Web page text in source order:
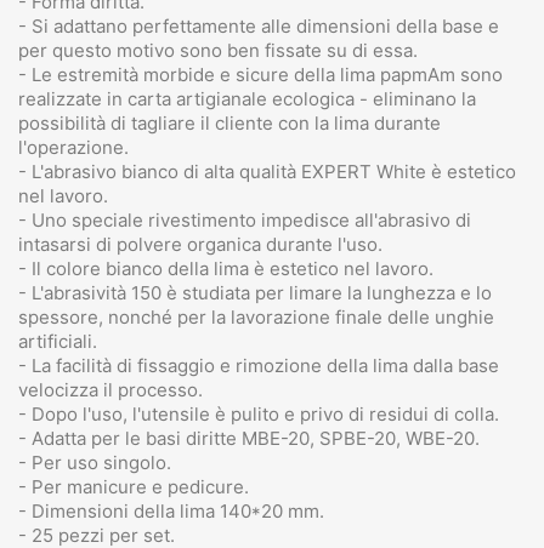
- Si adattano perfettamente alle dimensioni della base e
per questo motivo sono ben fissate su di essa.
- Le estremità morbide e sicure della lima papmAm sono
realizzate in carta artigianale ecologica - eliminano la
possibilità di tagliare il cliente con la lima durante
l'operazione.
- L'abrasivo bianco di alta qualità EXPERT White è estetico
nel lavoro.
- Uno speciale rivestimento impedisce all'abrasivo di
intasarsi di polvere organica durante l'uso.
- Il colore bianco della lima è estetico nel lavoro.
- L'abrasività 150 è studiata per limare la lunghezza e lo
spessore, nonché per la lavorazione finale delle unghie
artificiali.
- La facilità di fissaggio e rimozione della lima dalla base
velocizza il processo.
- Dopo l'uso, l'utensile è pulito e privo di residui di colla.
- Adatta per le basi diritte MBE-20, SPBE-20, WBE-20.
- Per uso singolo.
- Per manicure e pedicure.
- Dimensioni della lima 140*20 mm.
- 25 pezzi per set.